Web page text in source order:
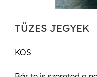
TÜZES JEGYEK
KOS